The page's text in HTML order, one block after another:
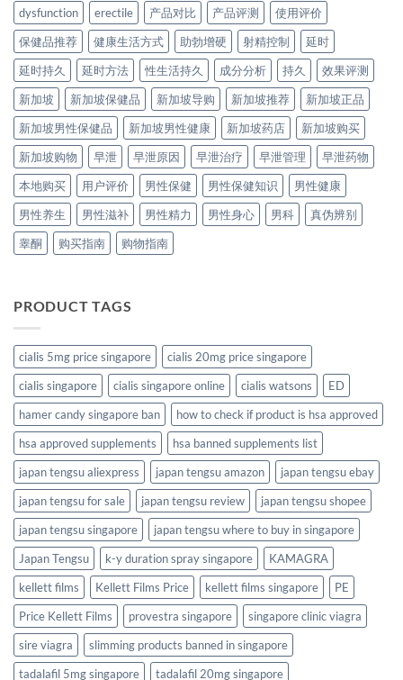
dysfunction erectile 产品对比 产品评测
使用评价
保健品推荐
健康生活方式 助勃增硬 射精控制
延时
延时持久
延时方法 性生活持久 成分分析 持久
效果评测
新加坡
新加坡保健品 新加坡导购 新加坡推荐
新加坡正品
新加坡男性保健品
新加坡男性健康 新加坡药店
新加坡购买
新加坡购物
早泄 早泄原因 早泄治疗 早泄管理
早泄药物
本地购买
用户评价 男性保健 男性保健知识
男性健康
男性养生
男性滋补 男性精力 男性身心 男科
真伪辨别
睾酮
购买指南 购物指南
PRODUCT TAGS
cialis 5mg price singapore
cialis 20mg price singapore
cialis singapore
cialis singapore online cialis watsons
ED
hamer candy singapore ban
how to check if product is hsa approved
hsa approved supplements
hsa banned supplements list
japan tengsu aliexpress
japan tengsu amazon
japan tengsu ebay
japan tengsu for sale
japan tengsu review
japan tengsu shopee
japan tengsu singapore
japan tengsu where to buy in singapore
Japan Tengsu
k-y duration spray singapore
KAMAGRA
kellett films
Kellett Films Price kellett films singapore
PE
Price Kellett Films
provestra singapore
singapore clinic viagra
sire viagra
slimming products banned in singapore
tadalafil 5mg singapore
tadalafil 20mg singapore